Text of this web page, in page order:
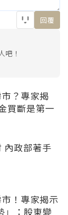
回覆
吧！
？專家揭
買斷是第一
內政部著手
！專家揭示
」：股東變